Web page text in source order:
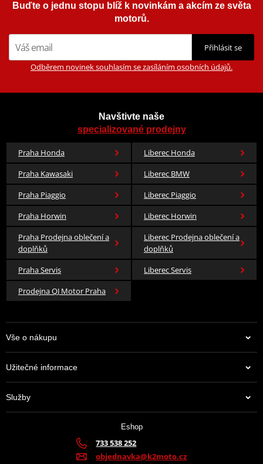
Buďte o jednu stopu blíž k novinkám a akcím ze světa
motorů.
Přihlásit se
Odběrem novinek souhlasím se zasíláním osobních údajů.
Navštivte naše
specializované prodejny
Praha Honda
Liberec Honda
Praha Kawasaki
Liberec BMW
Praha Piaggio
Liberec Piaggio
Praha Horwin
Liberec Horwin
Praha Prodejna oblečení a
doplňků
Liberec Prodejna oblečení a
doplňků
Praha Servis
Liberec Servis
Prodejna QJ Motor Praha
Vše o nákupu
Užitečné informace
Služby
Eshop
733 538 252
objednavka@k2moto.cz